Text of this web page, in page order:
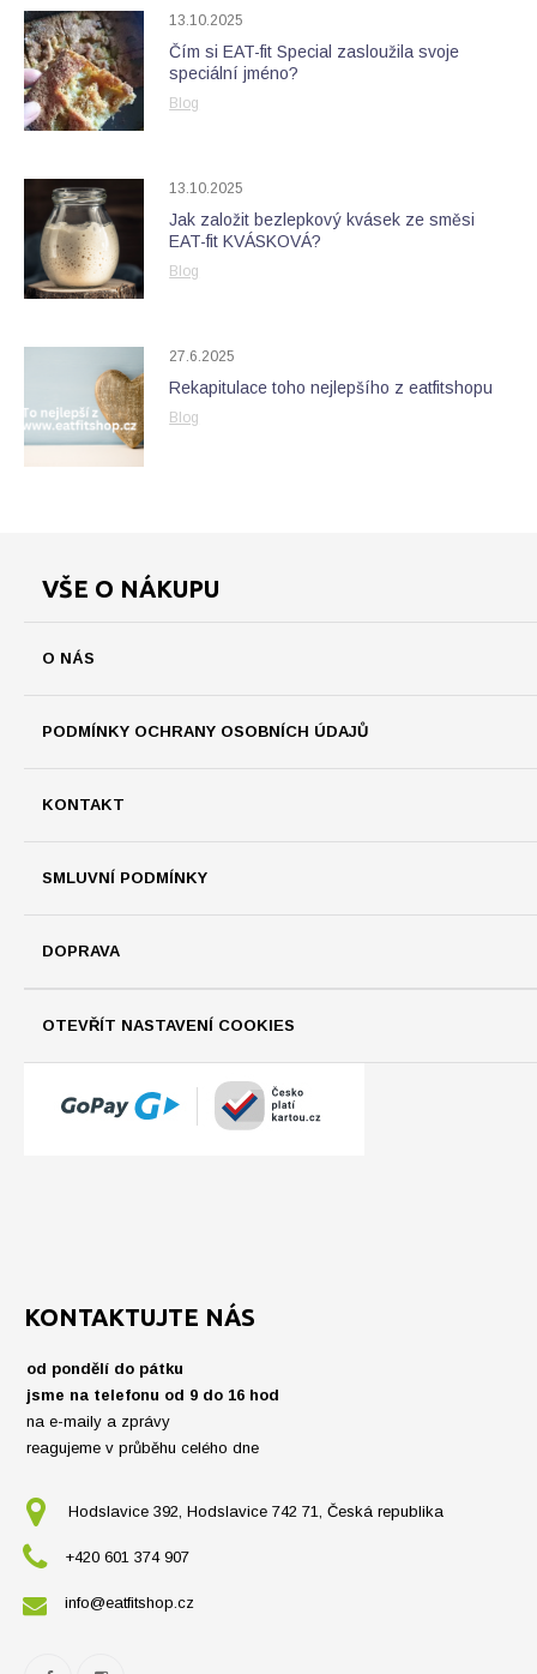
13.10.2025
Čím si EAT-fit Special zasloužila svoje
speciální jméno?
Blog
13.10.2025
Jak založit bezlepkový kvásek ze směsi
EAT-fit KVÁSKOVÁ?
Blog
27.6.2025
Rekapitulace toho nejlepšího z eatfitshopu
Blog
VŠE O NÁKUPU
O NÁS
PODMÍNKY OCHRANY OSOBNÍCH ÚDAJŮ
KONTAKT
SMLUVNÍ PODMÍNKY
DOPRAVA
OTEVŘÍT NASTAVENÍ COOKIES
KONTAKTUJTE NÁS
od pondělí do pátku
jsme na telefonu od 9 do 16 hod
na e-maily a zprávy
reagujeme v průběhu celého dne
Hodslavice 392, Hodslavice 742 71, Česká republika
+420 601 374 907
info@eatfitshop.cz